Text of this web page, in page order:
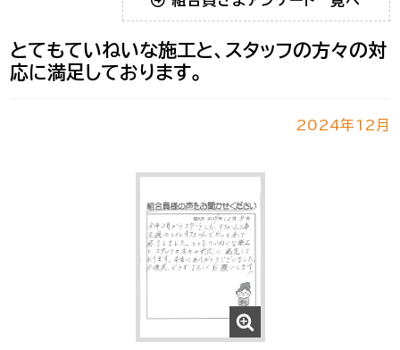
とてもていねいな施工と、スタッフの方々の対
応に満足しております。
2024年12月